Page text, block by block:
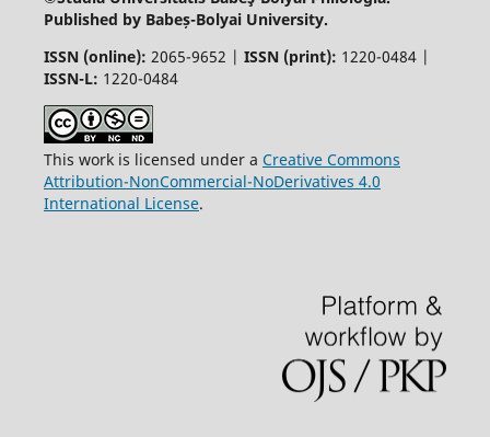
Published by Babeș-Bolyai University.
ISSN (online): 2065-9652 | ISSN (print): 1220-0484 |
ISSN-L: 1220-0484
This work is licensed under a Creative Commons
Attribution-NonCommercial-NoDerivatives 4.0
International License.